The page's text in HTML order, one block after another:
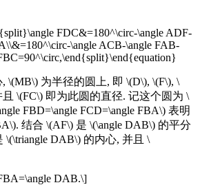
FDC&=180^\circ-\angle ADF-
\angle ACB-\angle FAB-
\(MB\) 为半径的圆上, 即 \(D\), \(F\), \
\(FC\) 即为此圆的直径. 记这个圆为 \
FBD=\angle FCD=\angle FBA\) 表明
结合 \(AF\) 是 \(\angle DAB\) 的平分
\(\triangle DAB\) 的内心, 并且 \
DAB.\]